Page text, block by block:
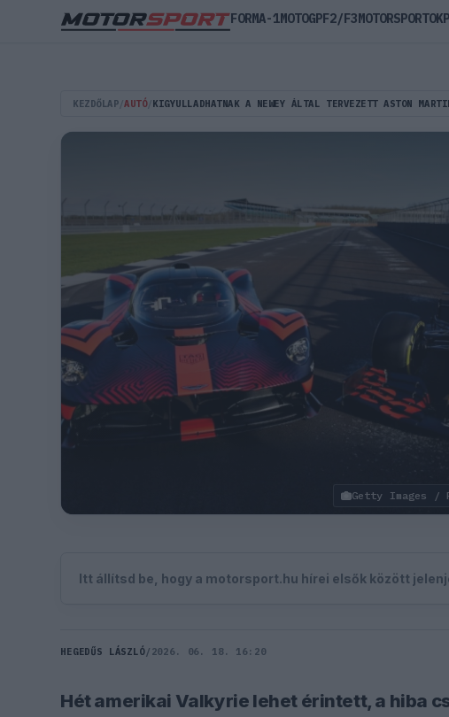
KEZDŐLAP /AUTÓ/ KIGYULLADHATNAK A NEWEY ÁLTAL TERVEZETT ASTON
Getty Images /
Itt állítsd be, hogy a motorsport.hu hírei elsők között
HEGEDŰS LÁSZLÓ/ 2026. 06. 18. 16:20
Hét amerikai Valkyrie lehet érintett, a hiba
FORMA-1MOTOGPF2/F3MOTORSPORTOK